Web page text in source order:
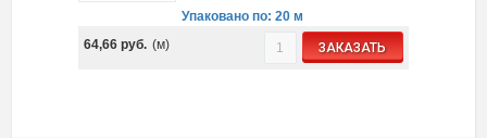
Упаковано по: 20 м
64,66руб. (м) ЗАКАЗАТЬ